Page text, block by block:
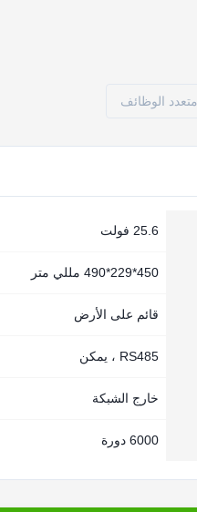
25.6 فولت
450*229*490 مللي متر
قائم على الأرض
RS485 ، يمكن
خارج الشبكة
6000 دورة